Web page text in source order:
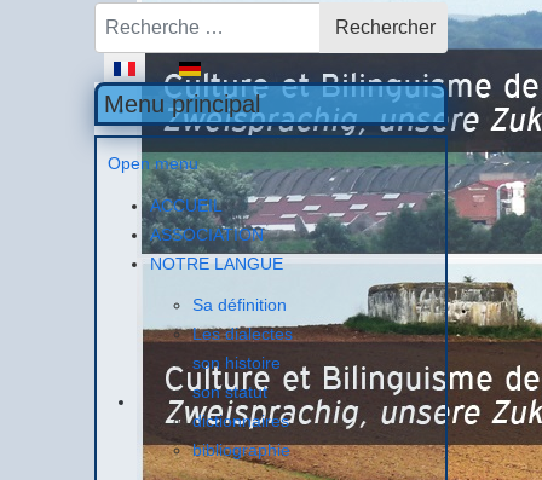
Rechercher
Rechercher
Sélectionnez votre langue
Menu principal
Open menu
ACCUEIL
ASSOCIATION
NOTRE LANGUE
Sa définition
Les dialectes
son histoire
son statut
dictionnaires
bibliographie